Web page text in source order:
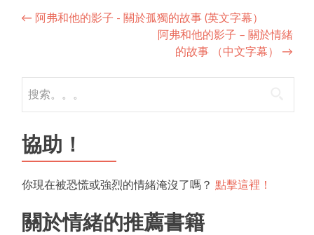
← 阿弗和他的影子 - 關於孤獨的故事 (英文字幕）
阿弗和他的影子 – 關於情緒
的故事 （中文字幕） →
協助！
你現在被恐慌或強烈的情緒淹沒了嗎？ 點擊這裡！
關於情緒的推薦書籍